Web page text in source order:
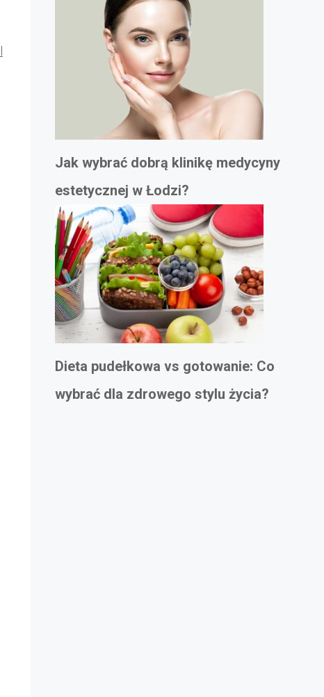
Jak wybrać dobrą klinikę medycyny
estetycznej w Łodzi?
Dieta pudełkowa vs gotowanie: Co
wybrać dla zdrowego stylu życia?